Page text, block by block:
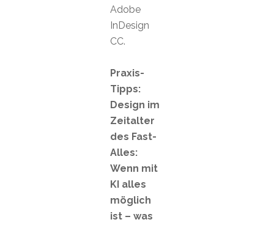
Adobe
InDesign
CC.
Praxis-
Tipps:
Design im
Zeitalter
des Fast-
Alles:
Wenn mit
KI alles
möglich
ist – was